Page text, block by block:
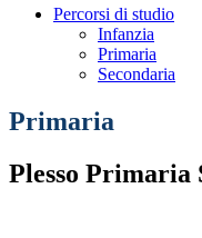
Percorsi di studio
Infanzia
Primaria
Secondaria
Primaria
Plesso Primaria